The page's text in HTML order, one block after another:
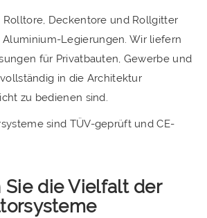
Rolltore, Deckentore und Rollgitter
Legierungen. Wir liefern
für Privatbauten, Gewerbe und
in die Architektur
zu bedienen sind.
sind TÜV-geprüft und CE-
Sie die Vielfalt der